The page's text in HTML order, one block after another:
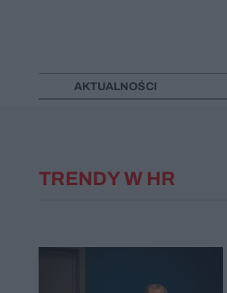
AKTUALNOŚCI
TRENDY W HR